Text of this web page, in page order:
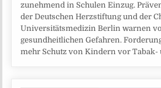
zunehmend in Schulen Einzug.
der Deutschen Herzstiftung und der
Universitätsmedizin Berlin warnen
gesundheitlichen Gefahren.
mehr Schutz von Kindern vor Tabak-